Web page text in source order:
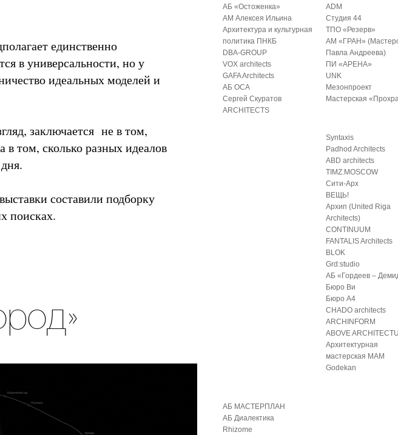
единственно
в универсальности, но у
идеальных моделей и
заключается не в том,
в том, сколько разных идеалов
составили подборку
поисках.
АБ «Остоженка»
АМ Алексея Ильина
Архитектура и культурная
политика ПНКБ
DBA-GROUP
VOX architects
GAFA Architects
АБ ОСА
Сергей Скуратов
ARCHITECTS
ADM
Студия 44
ТПО «Резерв»
АМ «ГРАН»
Павла Андреева)
ПИ «АРЕНА»
UNK
Мезонпроект
Мастерская
Syntaxis
Padhod Architects
ABD architects
TIMZ.MOSCOW
Сити-Арх
ВЕЩЬ!
Архип (United Riga
Architects)
CONTINUUM
FANTALIS Architects
BLOK
Grd:studio
АБ «Гордеев –
Бюро Ви
Бюро А4
CHADO architects
ARCHINFORM
ABOVE
Архитектурная
мастерская МАМ
Godekan
АБ МАСТЕРПЛАН
АБ Диалектика
Rhizome